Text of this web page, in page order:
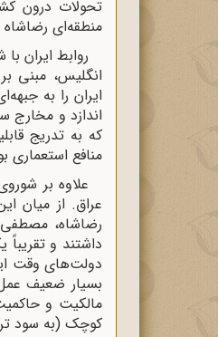
تحولات درون‌
منطقه‌ای رضاشاه
روابط ایران
انگلیس، مبنی
ایران را به
اندازد و مخارج
که به تدریج
منافع استعماری
علاوه بر
عراق. از میان
رضاشاه، مصطفی
داشتند و
دولت‌های وقت
بسیار ضعیف
مالکیت و
کوچک (به سود